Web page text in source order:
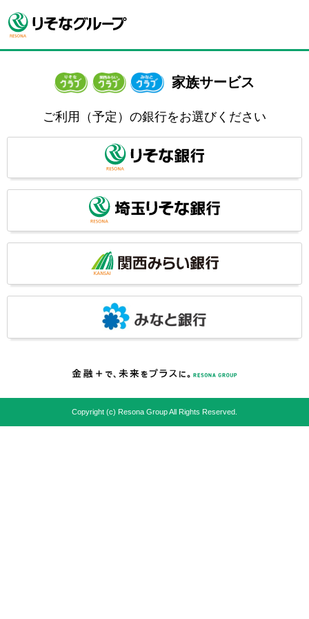
家族サービス
ご利用（予定）の銀行をお選びください
Copyright (c) Resona Group All Rights Reserved.